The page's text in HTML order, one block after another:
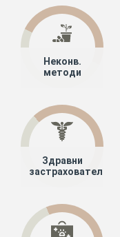
Неконв.
методи
Здравни
застрахователи